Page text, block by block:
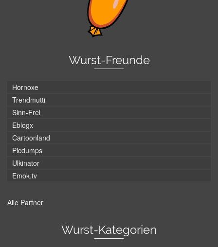
Wurst-Freunde
Hornoxe
Trendmutti
Sinn-Frei
Eblogx
Cartoonland
Picdumps
Ulkinator
Emok.tv
Alle Partner
Wurst-Kategorien